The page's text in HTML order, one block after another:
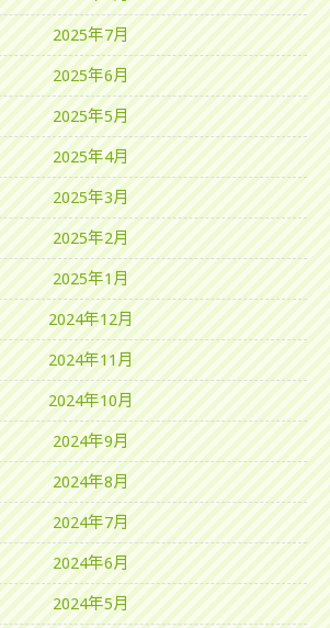
2025年7月
2025年6月
2025年5月
2025年4月
2025年3月
2025年2月
2025年1月
2024年12月
2024年11月
2024年10月
2024年9月
2024年8月
2024年7月
2024年6月
2024年5月